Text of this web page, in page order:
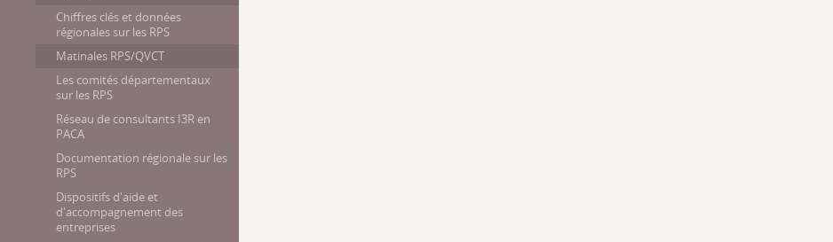
Chiffres clés et données
régionales sur les RPS
Matinales RPS/QVCT
Les comités départementaux
sur les RPS
Réseau de consultants I3R en
PACA
Documentation régionale sur les
RPS
Dispositifs d'aide et
d'accompagnement des
entreprises